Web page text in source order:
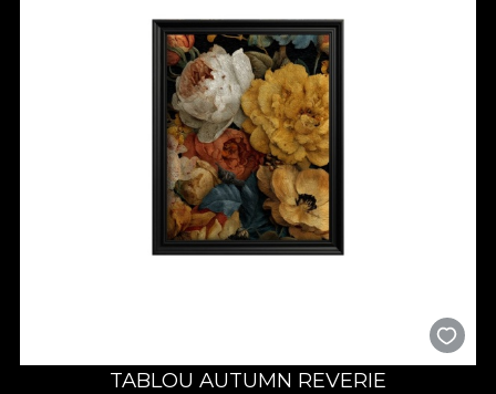
TABLOU AUTUMN REVERIE